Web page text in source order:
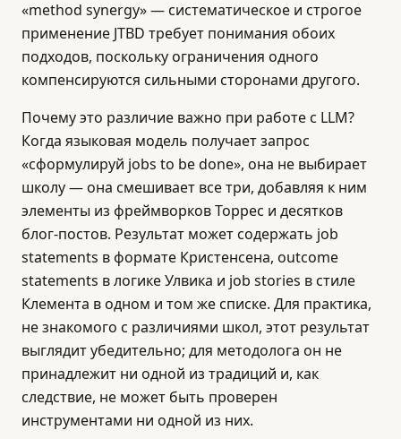
«method synergy» — систематическое и строгое
применение JTBD требует понимания обоих
подходов, поскольку ограничения одного
компенсируются сильными сторонами другого.
Почему это различие важно при работе с LLM?
Когда языковая модель получает запрос
«сформулируй jobs to be done», она не выбирает
школу — она смешивает все три, добавляя к ним
элементы из фреймворков Торрес и десятков
блог-постов. Результат может содержать job
statements в формате Кристенсена, outcome
statements в логике Улвика и job stories в стиле
Клемента в одном и том же списке. Для практика,
не знакомого с различиями школ, этот результат
выглядит убедительно; для методолога он не
принадлежит ни одной из традиций и, как
следствие, не может быть проверен
инструментами ни одной из них.